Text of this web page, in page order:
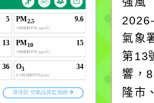
氣象
第13
響，
隆市